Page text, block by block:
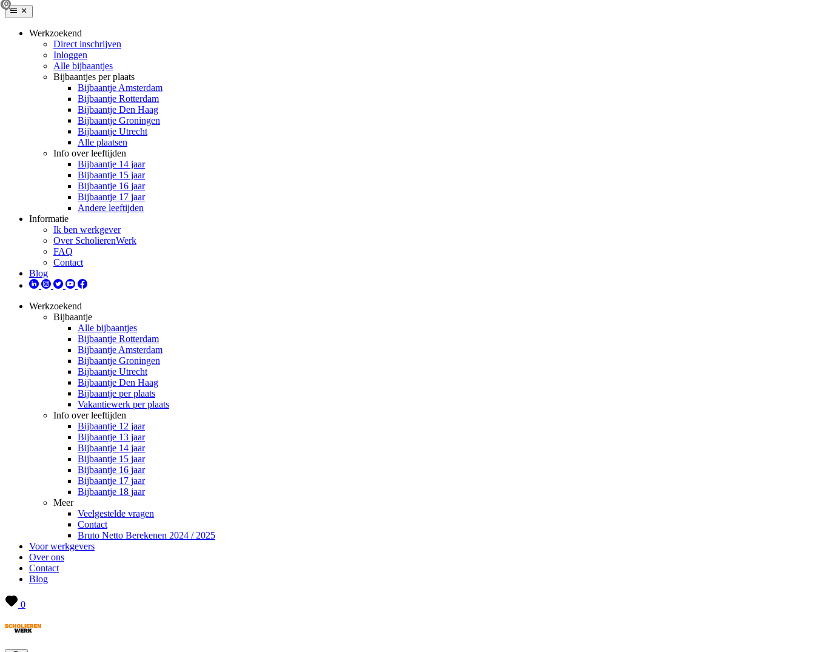
Werkzoekend
Direct inschrijven
Inloggen
Alle bijbaantjes
Bijbaantjes per plaats
Bijbaantje Amsterdam
Bijbaantje Rotterdam
Bijbaantje Den Haag
Bijbaantje Groningen
Bijbaantje Utrecht
Alle plaatsen
Info over leeftijden
Bijbaantje 14 jaar
Bijbaantje 15 jaar
Bijbaantje 16 jaar
Bijbaantje 17 jaar
Andere leeftijden
Informatie
Ik ben werkgever
Over ScholierenWerk
FAQ
Contact
Blog
Werkzoekend
Bijbaantje
Alle bijbaantjes
Bijbaantje Rotterdam
Bijbaantje Amsterdam
Bijbaantje Groningen
Bijbaantje Utrecht
Bijbaantje Den Haag
Bijbaantje per plaats
Vakantiewerk per plaats
Info over leeftijden
Bijbaantje 12 jaar
Bijbaantje 13 jaar
Bijbaantje 14 jaar
Bijbaantje 15 jaar
Bijbaantje 16 jaar
Bijbaantje 17 jaar
Bijbaantje 18 jaar
Meer
Veelgestelde vragen
Contact
Bruto Netto Berekenen 2024 / 2025
Voor werkgevers
Over ons
Contact
Blog
0